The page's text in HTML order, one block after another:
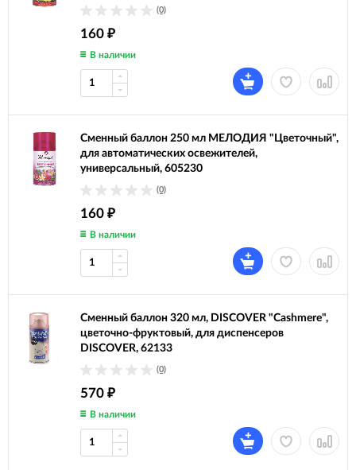
(0)
160 ₽
В наличии
Сменный баллон 250 мл МЕЛОДИЯ "Цветочный",
для автоматических освежителей,
универсальный, 605230
(0)
160 ₽
В наличии
Сменный баллон 320 мл, DISCOVER "Cashmere",
цветочно-фруктовый, для диспенсеров
DISCOVER, 62133
(0)
570 ₽
В наличии